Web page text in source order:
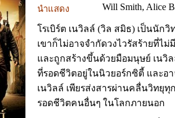
นำแสดง Will Smith, Alice
โรเบิร์ต เนวิลล์ (วิล สมิธ) เป็นนักวิ
เขาก็ไม่อาจจำกัดวงไวรัสร้ายที่ไม่
และถูกสร้างขึ้นด้วยมือมนุษย์ เนวิ
ที่รอดชีวิตอยู่ในนิวยอร์กซิตี้ และอา
เนวิลล์ เพียรส่งสารผ่านคลื่นวิทยุ
รอดชีวิตคนอื่นๆ ในโลกภายนอก